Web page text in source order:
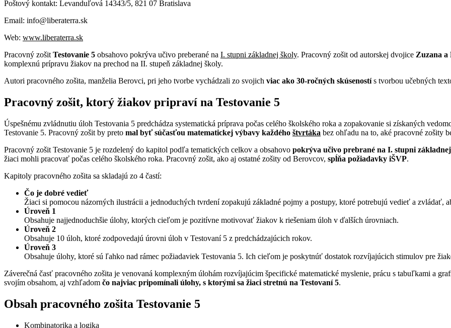
Poštový kontakt: Levanduľová 14343/5, 821 07 Bratislava
Email: info@liberaterra.sk
Web: www.liberaterra.sk
Pracovný zošit Testovanie 5 obsahovo pokrýva učivo preberané na I. stupni základnej školy. Pracovný zošit od autorskej dvojice Zuzana a
komplexnú prípravu žiakov na prechod na II. stupeň základnej školy.
Autori pracovného zošita, manželia Berovci, pri jeho tvorbe vychádzali zo svojich viac ako 30-ročných skúsenostís tvorbou učebných
Pracovný zošit, ktorý žiakov pripraví na Testovanie 5
Úspešnému zvládnutiu úloh Testovania 5 predchádza systematická príprava počas celého školského roka a zopakovanie si získaných
Testovanie 5. Pracovný zošit by preto mal byť súčasťou matematickej výbavy každého štvrtáka bez ohľadu na to, aké pracovné zošity
Pracovný zošit Testovanie 5 je rozdelený do kapitol podľa tematických celkov a obsahovo pokrýva učivo prebrané na I. stupni
žiaci mohli pracovať počas celého školského roka. Pracovný zošit, ako aj ostatné zošity od Berovcov, spĺňa požiadavky iŠVP.
Kapitoly pracovného zošita sa skladajú zo 4 častí:
Čo je dobré vedieť
Žiaci si pomocou názorných ilustrácii a jednoduchých tvrdení zopakujú základné pojmy a postupy, ktoré potrebujú vedieť a zvládať,
Úroveň 1
Obsahuje najjednoduchšie úlohy, ktorých cieľom je pozitívne motivovať žiakov k riešeniam úloh v ďalších úrovniach.
Úroveň 2
Obsahuje 10 úloh, ktoré zodpovedajú úrovni úloh v Testovaní 5 z predchádzajúcich rokov.
Úroveň 3
Obsahuje úlohy, ktoré sú ľahko nad rámec požiadaviek Testovania 5. Ich cieľom je poskytnúť dostatok rozvíjajúcich stimulov pre
Záverečná časť pracovného zošita je venovaná komplexným úlohám rozvíjajúcim špecifické matematické myslenie, prácu s tabuľkami a
svojím obsahom, aj vzhľadom čo najviac pripomínali úlohy, s ktorými sa žiaci stretnú na Testovaní 5.
Obsah pracovného zošita Testovanie 5
Kombinatorika a logika